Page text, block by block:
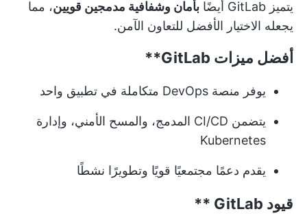
يتميز GitLab أيضًا بأمان وشفافية مدمجين قويين، مما
يجعله الاختيار الأفضل للتعاون الآمن.
أفضل ميزات GitLab**
يوفر منصة DevOps متكاملة في تطبيق واحد
يتضمن CI/CD المدمج، والمسح الأمني، وإدارة
Kubernetes
يقدم دعمًا مجتمعيًا قويًا وتطويرًا نشطًا
قيود GitLab **